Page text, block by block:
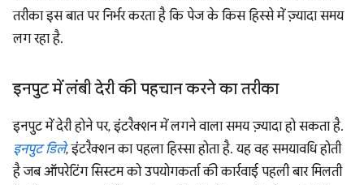
तरीका इस बात पर निर्भर करता है कि पेज के किस हिस्से में ज़्यादा समय
लग रहा है.
इनपुट में लंबी देरी की पहचान करने का तरीका
इनपुट में देरी होने पर, इंटरैक्शन में लगने वाला समय ज़्यादा हो सकता है.
इनपुट डिले, इंटरैक्शन का पहला हिस्सा होता है. यह वह समयावधि होती
है जब ऑपरेटिंग सिस्टम को उपयोगकर्ता की कार्रवाई पहली बार मिलती